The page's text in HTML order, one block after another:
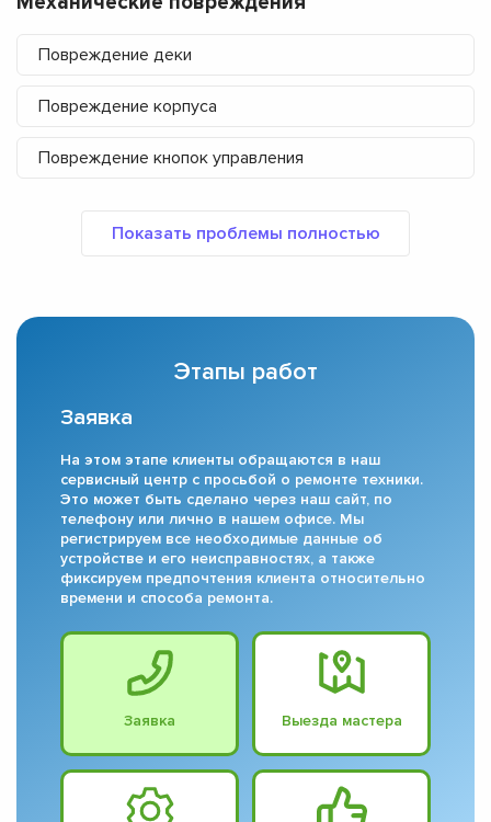
Повреждение деки
Повреждение корпуса
Повреждение кнопок управления
Этапы работ
Заявка
На этом этапе клиенты обращаются в наш
сервисный центр с просьбой о ремонте техники.
Это может быть сделано через наш сайт, по
телефону или лично в нашем офисе. Мы
регистрируем все необходимые данные об
устройстве и его неисправностях, а также
фиксируем предпочтения клиента относительно
времени и способа ремонта.
Заявка Выезда мастера